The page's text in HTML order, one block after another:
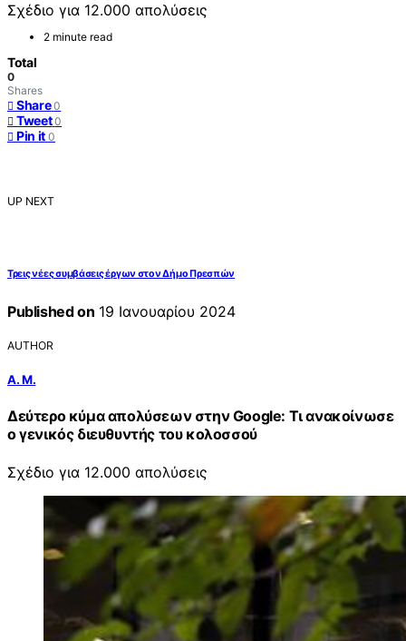
Σχέδιο για 12.000 απολύσεις
2 minute read
Total
0
Shares
Share 0
Tweet 0
Pin it 0
UP NEXT
Τρεις νέες συμβάσεις έργων στον Δήμο Πρεσπών
Published on 19 Ιανουαρίου 2024
AUTHOR
Α. Μ.
Δεύτερο κύμα απολύσεων στην Google: Τι ανακοίνωσε
ο γενικός διευθυντής του κολοσσού
Σχέδιο για 12.000 απολύσεις